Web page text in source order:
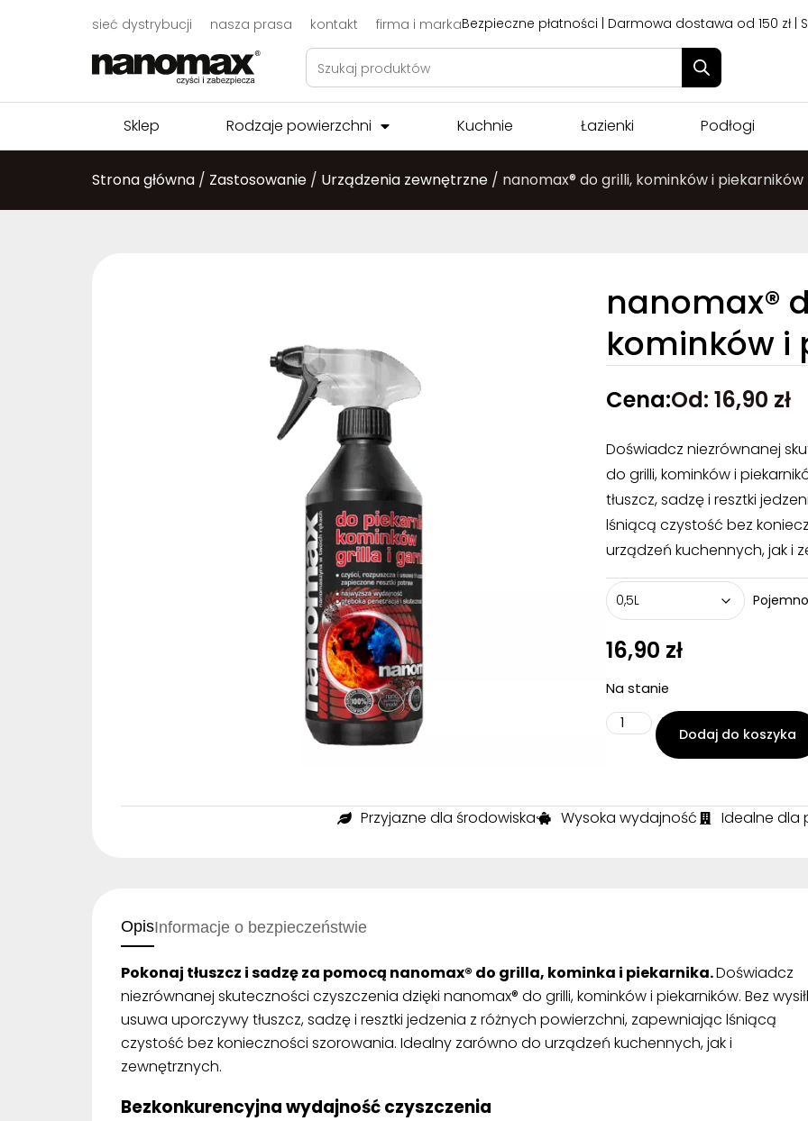
sieć dystrybucji nasza prasa kontakt firma i markaBezpieczne płatności | Darmowa dostawa od 150 zł |
Sklep Rodzaje powierzchni Kuchnie Łazienki Podłogi
Strona główna / Zastosowanie / Urządzenia zewnętrzne / nanomax® do grilli, kominków i piekarników
nanomax®
kominków i
Cena:Od: 16,90 zł
Doświadcz niezrównanej
do grilli, kominków i
tłuszcz, sadzę i resztki
lśniącą czystość bez
urządzeń kuchennych, jak i
16,90 zł
Na stanie
Dodaj do koszyka
Przyjazne dla środowiska Wysoka wydajność Idealne dla
OpisInformacje o bezpieczeństwie
Pokonaj tłuszcz i sadzę za pomocą nanomax® do grilla, kominka i piekarnika.Doświadcz
niezrównanej skuteczności czyszczenia dzięki nanomax® do grilli, kominków i piekarników. Bez
usuwa uporczywy tłuszcz, sadzę i resztki jedzenia z różnych powierzchni, zapewniając lśniącą
czystość bez konieczności szorowania. Idealny zarówno do urządzeń kuchennych, jak i
zewnętrznych.
Bezkonkurencyjna wydajność czyszczenia